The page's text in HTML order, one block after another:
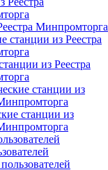
Минпромторга
из Реестра
станции из